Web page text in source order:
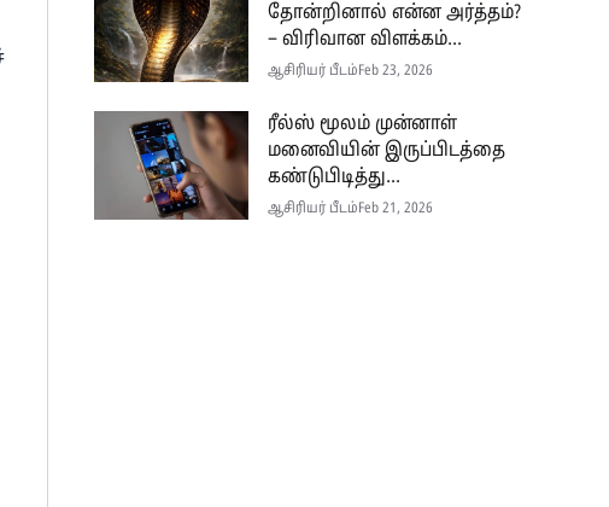
தோன்றினால் என்ன அர்த்தம்?
– விரிவான விளக்கம்...
ஆசிரியர் பீடம்Feb 23, 2026
ரீல்ஸ் மூலம் முன்னாள்
மனைவியின் இருப்பிடத்தை
கண்டுபிடித்து...
ஆசிரியர் பீடம்Feb 21, 2026